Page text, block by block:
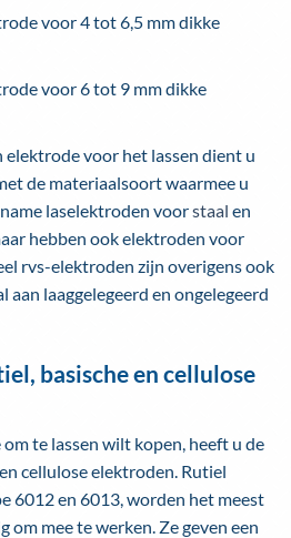
voor 4 tot 6,5 mm dikke
voor 6 tot 9 mm dikke
elektrode voor het lassen dient u
de materiaalsoort waarmee u
laselektroden voorstaal en
hebben ook elektroden voor
rvs-elektroden zijn overigens ook
laaggelegeerd en ongelegeerd
basische en cellulose
te lassen wilt kopen, heeft u de
cellulose elektroden. Rutiel
6012 en 6013, worden het meest
om mee te werken. Ze geven een